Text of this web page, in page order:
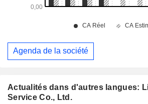
Actualités dans d'autres langues:
Service Co., Ltd.
Agenda de la société